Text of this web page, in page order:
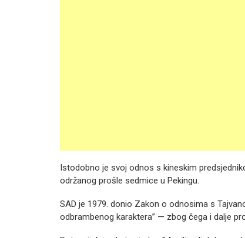
Istodobno je svoj odnos s kineskim
održanog prošle sedmice u Pekingu.
SAD je 1979. donio Zakon o odnosima s
odbrambenog karaktera” — zbog čega i dalje